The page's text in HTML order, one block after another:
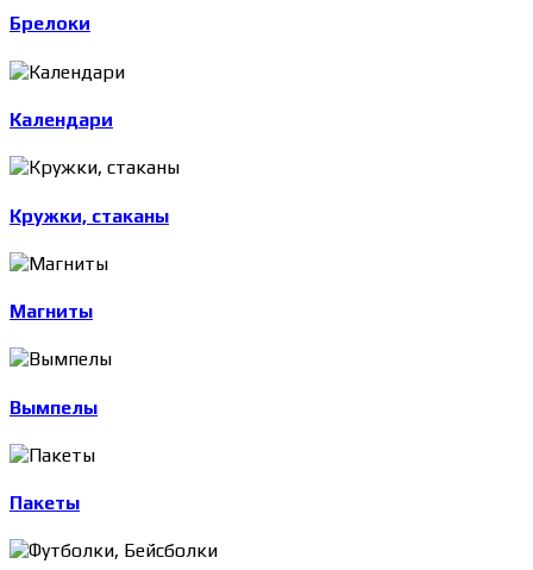
Брелоки
Календари
Кружки, стаканы
Магниты
Вымпелы
Пакеты